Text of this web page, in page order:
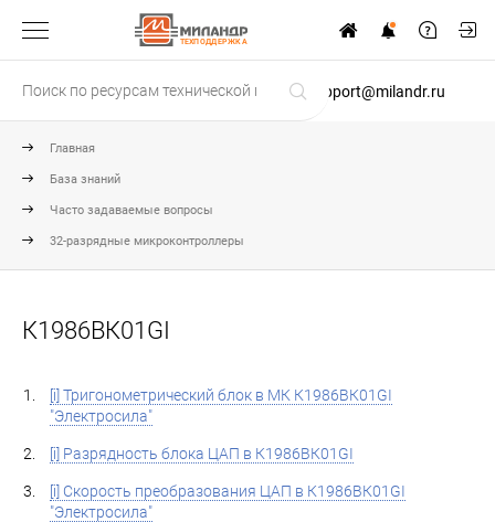
ТЕХПОДДЕРЖКА
support@milandr.ru
Главная
База знаний
Часто задаваемые вопросы
32-разрядные микроконтроллеры
К1986ВК01GI
[i] Тригонометрический блок в МК К1986ВК01GI
"Электросила"
[i] Разрядность блока ЦАП в К1986ВК01GI
[i] Скорость преобразования ЦАП в К1986ВК01GI
"Электросила"